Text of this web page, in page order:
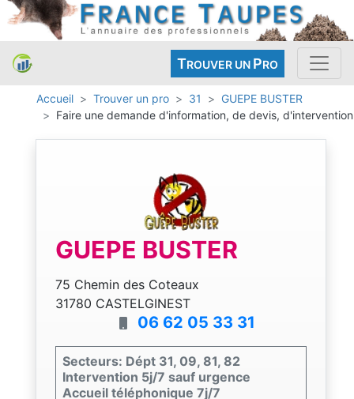
TROUVER UN PRO
Accueil Trouver un pro 31
GUEPE BUSTER
Faire une demande d'information, de devis, d'intervention
GUEPE BUSTER
75 Chemin des Coteaux
31780 CASTELGINEST
06 62 05 33 31
Secteurs: Dépt 31, 09, 81, 82
Intervention 5j/7 sauf urgence
Accueil téléphonique 7j/7